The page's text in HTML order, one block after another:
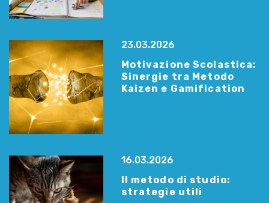
23.03.2026
Motivazione Scolastica:
Sinergie tra Metodo
Kaizen e Gamification
16.03.2026
Il metodo di studio:
strategie utili